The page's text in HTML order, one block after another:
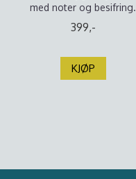
med noter og besifring.
399,-
KJØP